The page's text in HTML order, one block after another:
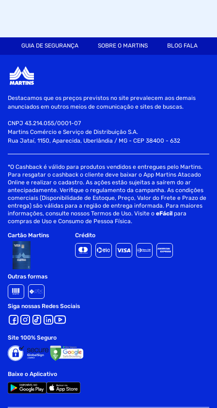
GUIA DE SEGURANÇA SOBRE O MARTINS BLOG FALA MART
Destacamos que os preços previstos no site prevalecem aos demais
anunciados em outros meios de comunicação e sites de buscas.
CNPJ 43.214.055/0001-07
Martins Comércio e Serviço de Distribuição S.A.
Rua Jataí, 1150, Aparecida, Uberlândia / MG - CEP 38400 - 632
*O Cashback é válido para produtos vendidos e entregues pelo Martins.
Para resgatar o cashback o cliente deve baixar o App Martins Atacado
Online e realizar o cadastro. As ações estão sujeitas a saírem do ar
antecipadamente. Verifique o regulamento da campanha. As condições
comerciais (Disponibilidade de Estoque, Preço, Valor do Frete e Prazo de
entrega) são válidas para a região de entrega informada. Para maiores
informações, consulte nossos Termos de Uso. Visite oeFácil para
compras de Uso e Consumo de Pessoa Física.
Cartão Martins Crédito
Outras formas
Siga nossas Redes Sociais
Site 100% Seguro
Baixe o Aplicativo